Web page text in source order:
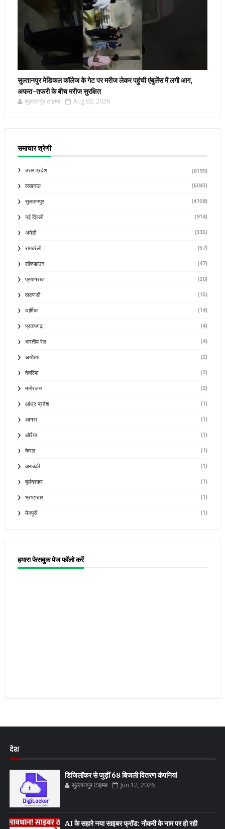
सुल्तानपुर मेडिकल कॉलेज के गेट पर मरीज लेकर पहुंची एंबुलेंस में लगी आग,
अफरा-तफरी के बीच मरीज सुरक्षित
सुल्तानपुर टाइम्स Aug 03, 2026
समाचार श्रेणी
उत्तर प्रदेश (6199)
लखनऊ (6043)
सुलतानपुर (4158)
नई दिल्ली (914)
अमेठी (335)
रायबरेली (57)
लॉकडाउन (47)
प्रयागराज (20)
वाराणसी (15)
धार्मिक (14)
प्रतापगढ़ (4)
भारतीय रेल (4)
अयोध्या (2)
देवरिया (2)
मनोरंजन (2)
आंध्र प्रदेश (1)
आगरा (1)
औरैया (1)
केरल (1)
बाराबंकी (1)
बुलंदशहर (1)
भ्रष्टाचार (1)
मैनपुरी (1)
हमारा फेसबुक पेज फॉलो करें
देश
डिजिलॉकर से जुड़ीं 68 बिजली वितरण कंपनियां
सुल्तानपुर टाइम्स Jun 12, 2026
AI के सहारे नया साइबर फ्रॉड: नौकरी के नाम पर हो रही